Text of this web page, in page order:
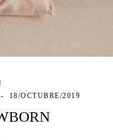
18/OCTUBRE/2019